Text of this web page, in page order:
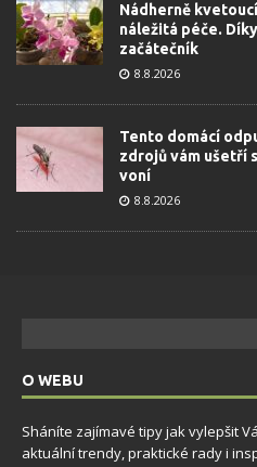
Nádherně
náležitá péče.
začátečník
8.8.2026
Tento domácí
zdrojů vám ušetří
voní
8.8.2026
O WEBU
Sháníte zajímavé tipy jak vylepšit
aktuální trendy, praktické rady i